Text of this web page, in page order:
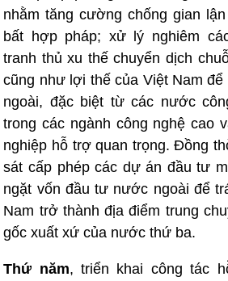
nhằm tăng cường chống gian
bất hợp pháp; xử lý nghiêm
tranh thủ xu thế chuyển dịch
cũng như lợi thế của Việt Nam
ngoài, đặc biệt từ các nước
trong các ngành công nghệ cao
nghiệp hỗ trợ quan trọng. Đồng
sát cấp phép các dự án đầu tư
ngặt vốn đầu tư nước ngoài để
Nam trở thành địa điểm trung
gốc xuất xứ của nước thứ ba.
Thứ năm, triển khai công tác